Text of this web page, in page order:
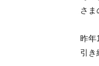
さま
昨年
引き